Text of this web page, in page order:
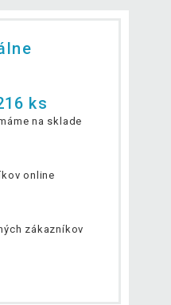
ks
na sklade
online
zákazníkov